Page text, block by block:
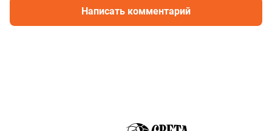
Написать комментарий